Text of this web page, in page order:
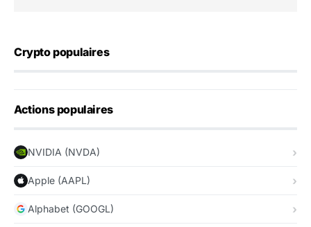
Crypto populaires
Actions populaires
NVIDIA (NVDA)
Apple (AAPL)
Alphabet (GOOGL)